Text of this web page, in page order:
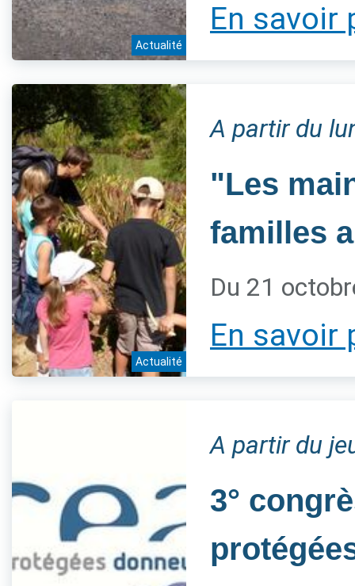
Actualité
En savoir
Actualité
A partir du
"Les
familles
Du 21
En savoir
A partir du
3°